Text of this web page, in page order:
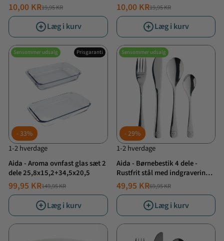
NORMALPRIS
19,95 KR
TILBUDSPRIS
10,00 KR
Læg i kurv
NORMALPRIS
19,95 KR
TILBUDSPRIS
10,00 KR
Læg i kurv
Sensommer udsalg Prisgaranti
33%
1-2 hverdage
Aida - Aroma ovnfast glas sæt 2
dele 25,8x15,2+34,5x20,5
NORMALPRIS
149,95 KR
TILBUDSPRIS
99,95 KR
Læg i kurv
Sensommer udsalg
29%
1-2 hverdage
Aida - Børnebestik 4 dele -
Rustfrit stål med indgravering
af dyr
NORMALPRIS
69,95 KR
TILBUDSPRIS
49,95 KR
Læg i kurv